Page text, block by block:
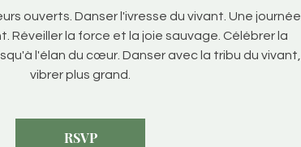
ouverts. Danser l'ivresse du vivant. Une journée
Réveiller la force et la joie sauvage. Célébrer la
l'élan du cœur. Danser avec la tribu du vivant,
vibrer plus grand.
RSVP